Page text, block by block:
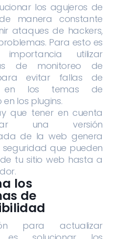
los agujeros de
manera constante
ataques de hackers,
Para esto es
utilizar
de monitoreo de
evitar fallas de
en los temas de
en los plugins.
que tener en cuenta
una versión
de la web genera
seguridad que pueden
tu sitio web hasta a
los
de
para actualizar